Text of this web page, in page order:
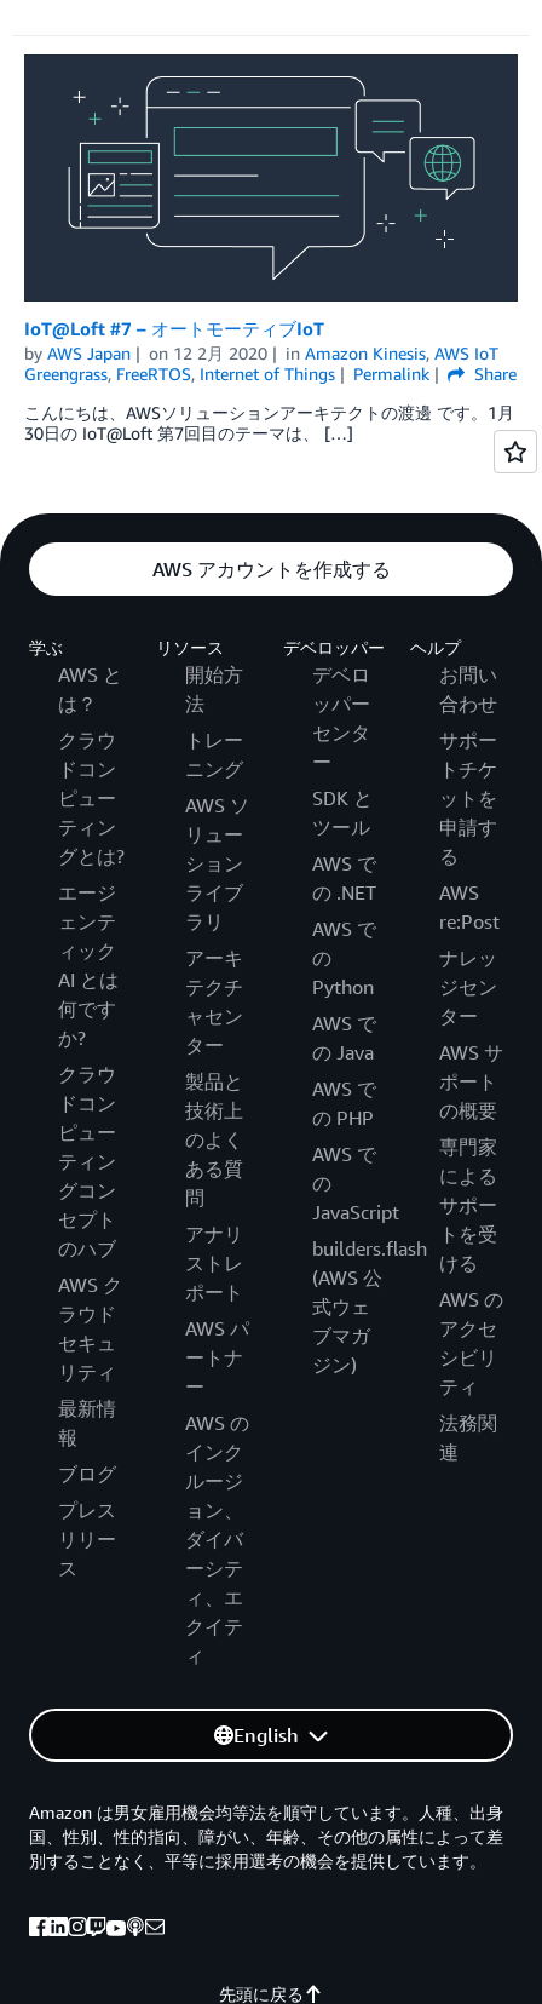
IoT@Loft #7 – オートモーティブIoT
by AWS Japan on 12 2月 2020 in Amazon Kinesis, AWS IoT
Greengrass, FreeRTOS, Internet of Things Permalink
Share
こんにちは、AWSソリューションアーキテクトの渡邊 です。1月
30日の IoT@Loft 第7回目のテーマは、 […]
AWS アカウントを作成する
学ぶ
AWS と
は？
クラウ
ドコン
ピュー
ティン
グとは?
エージ
ェンテ
ィック
AI とは
何です
か?
クラウ
ドコン
ピュー
ティン
グコン
セプト
のハブ
AWS ク
ラウド
セキュ
リティ
最新情
報
ブログ
プレス
リリー
ス
リソース
開始方
法
トレー
ニング
AWS ソ
リュー
ション
ライブ
ラリ
アーキ
テクチ
ャセン
ター
製品と
技術上
のよく
ある質
問
アナリ
ストレ
ポート
AWS パ
ートナ
ー
AWS の
インク
ルージ
ョン、
ダイバ
ーシテ
ィ、エ
クイテ
ィ
デベロッパー
デベロ
ッパー
センタ
ー
SDK と
ツール
AWS で
の .NET
AWS で
の
Python
AWS で
の Java
AWS で
の PHP
AWS で
の
JavaScript
builders.flash
(AWS 公
式ウェ
ブマガ
ジン)
ヘルプ
お問い
合わせ
サポー
トチケ
ットを
申請す
る
AWS
re:Post
ナレッ
ジセン
ター
AWS サ
ポート
の概要
専門家
による
サポー
トを受
ける
AWS の
アクセ
シビリ
ティ
法務関
連
English
先頭に戻る
Amazon は男女雇用機会均等法を順守しています。人種、出身
国、性別、性的指向、障がい、年齢、その他の属性によって差
別することなく、平等に採用選考の機会を提供しています。